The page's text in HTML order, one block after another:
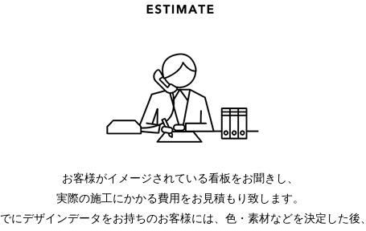
お客様がイメージされている看板をお聞きし、
実際の施工にかかる費用をお見積もり致します。
にデザインデータをお持ちのお客様には、色・素材などを決定した後、